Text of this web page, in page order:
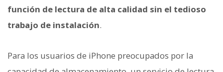
función de lectura de alta calidad sin el tedioso
trabajo de instalación.
Para los usuarios de iPhone preocupados por la